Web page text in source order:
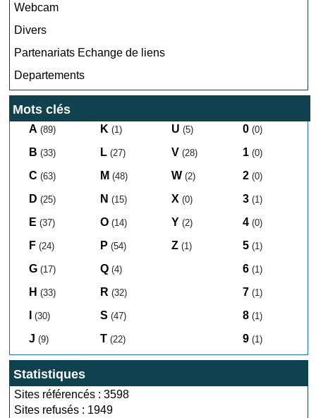
Webcam
Divers
Partenariats Echange de liens
Departements
Mots clés
A (89)
B (33)
C (63)
D (25)
E (37)
F (24)
G (17)
H (33)
(30)
J (9)
K (1)
L (27)
M (48)
N (15)
O (14)
P (54)
Q (4)
R (32)
S (47)
T (22)
U (5)
V (28)
W (2)
X (0)
Y (2)
Z (1)
0 (0)
1 (0)
2 (0)
3 (1)
4 (0)
5 (1)
6 (1)
7 (1)
8 (1)
9 (1)
Statistiques
Sites référencés : 3598
Sites refusés : 1949